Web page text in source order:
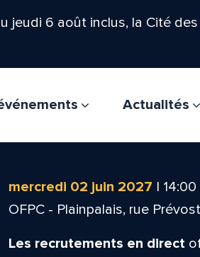
6 août inclus, la Cité
Actualités
mercredi 02 juin 2027 | 14:00
OFPC - Plainpalais, rue
Les recrutements en direct